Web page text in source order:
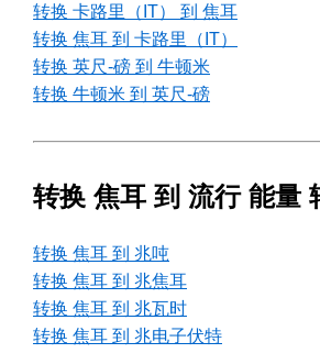
转换 卡路里（IT） 到 焦耳
转换 焦耳 到 卡路里（IT）
转换 英尺-磅 到 牛顿米
转换 牛顿米 到 英尺-磅
转换 焦耳 到 流行 能量
转换 焦耳 到 兆吨
转换 焦耳 到 兆焦耳
转换 焦耳 到 兆瓦时
转换 焦耳 到 兆电子伏特